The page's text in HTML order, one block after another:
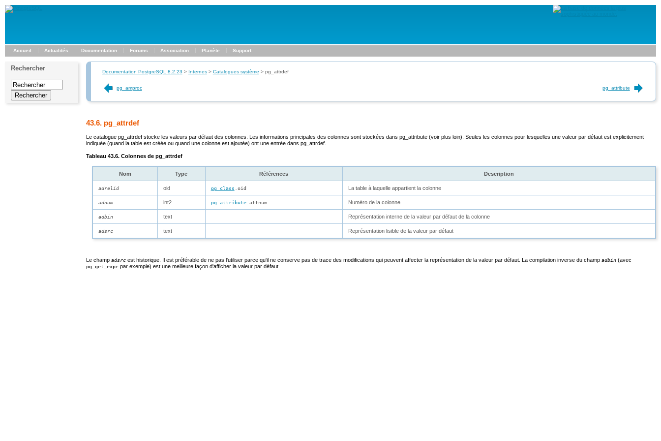
Accueil Actualités Documentation Forums Association Planète Support
Rechercher Documentation PostgreSQL 8.2.23 > Internes> Catalogues système > pg_attrdef
pg_amproc pg_attribute
43.6. pg_attrdef
Le catalogue pg_attrdef stocke les valeurs par défaut des colonnes. Les informations principales des colonnes sont stockées dans pg_attribute (voir plus loin). Seules les colonnes pour lesquelles une valeur par défaut est explicitement
indiquée (quand la table est créée ou quand une colonne est ajoutée) ont une entrée dans pg_attrdef
Tableau 43.6. Colonnes de pg_attrdef
Nom Type Références Description
adrelid oid pg_class .oid La table à laquelle appartient la colonne
adnum int2 pg_attribute.attnum Numéro de la colonne
adbin text Représentation interne de la valeur par défaut de la colonne
adsrc text Représentation lisible de la valeur par défaut
Le champ adsrc est historique. Il est préférable de ne pas l'utiliser parce qu'il ne conserve pas de trace des modifications qui peuvent affecter la représentation de la valeur par défaut. La compilation inverse du champ adbin (avec
pg_get_expr par exemple) est une meilleure façon d'afficher la valeur par défaut.